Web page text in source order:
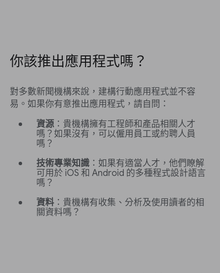
你該推出應用程式嗎？
對多數新聞機構來說，建構行動應用程式並不容
易。如果你有意推出應用程式，請自問：
資源 ：貴機構擁有工程師和產品相關人才
嗎？如果沒有，可以僱用員工或約聘人員
嗎？
技術專業知識 ：如果有適當人才，他們瞭解
可用於 iOS 和 Android 的多種程式設計語言
嗎？
資料 ：貴機構有收集、分析及使用讀者的相
關資料嗎？